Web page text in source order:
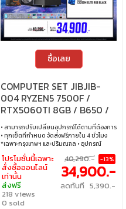
ซื้อเลย
COMPUTER SET JIBJIB-
004 RYZEN5 7500F /
RTX5060TI 8GB / B650 /
16GB DDR5 / M.2 1TB
• สามารถปรับเปลี่ยนอุปกรณ์ได้ตามที่ต้องการ
• ทุกเซ็ตที่กำหนด จัดส่งฟรีภายใน 4 ชั่วโมง
*เฉพาะกรุงเทพฯ และปริมณฑล • อุปกรณ์
คอมพิวเตอร์เสียภายใน 30 วัน นับจากวันซื้อ
เปลี่ยนอุปกรณ์คอมพิวเตอร์ใหม่ให้ทันที
ภายใน 24 ชั่วโมง เฉพาะซื้อผ่าน JIB Online
เท่านั้น (เงื่อนไขเป็นไปตามที่กำหนด) • ผ่อน
สบายๆ 0% นาน 10 เดือน ทุกเซ็ต • บริการ
ซ่อมและตรวจเช็คอาการ ฟรี! ได้ที่เจไอบีกว่า 140
สาขา ทั่วประเทศ
โปรโมชั่นนี้เฉพาะ
สั่งซื้อออนไลน์
เท่านั้น
ส่งฟรี
218 views
0 sold
40,290.- -13%
34,900.-
ลดทันที 5,390.-